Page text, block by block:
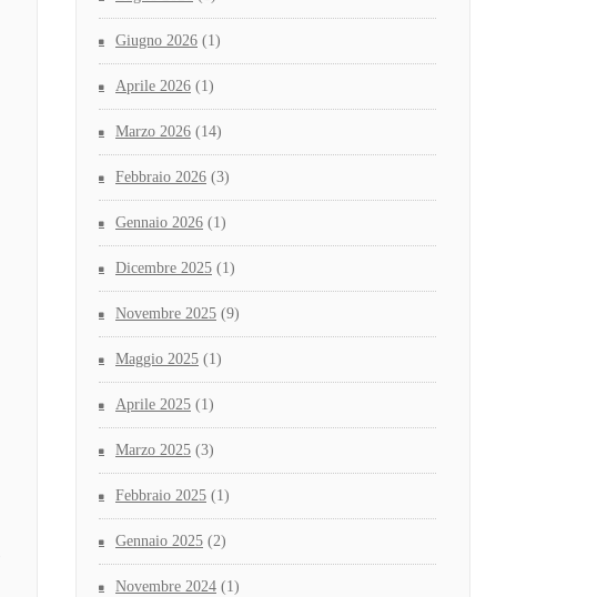
Giugno 2026 (1)
Aprile 2026 (1)
Marzo 2026 (14)
Febbraio 2026 (3)
Gennaio 2026 (1)
Dicembre 2025 (1)
Novembre 2025 (9)
Maggio 2025 (1)
Aprile 2025 (1)
Marzo 2025 (3)
Febbraio 2025 (1)
Gennaio 2025 (2)
Novembre 2024 (1)